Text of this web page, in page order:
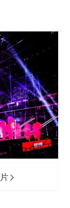
总书记关心百姓身边这些民生大事